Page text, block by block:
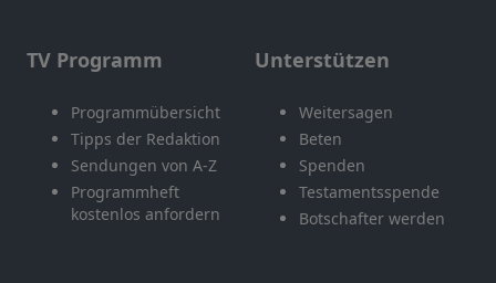
TV Programm
Programmübersicht
Tipps der Redaktion
Sendungen von A-Z
Programmheft
kostenlos anfordern
Unterstützen
Weitersagen
Beten
Spenden
Testamentsspende
Botschafter werden